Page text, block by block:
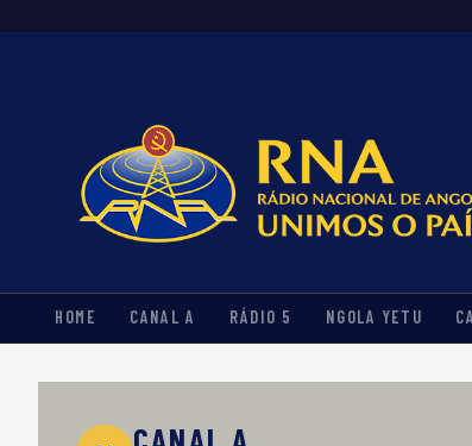
HOME CANAL A RÁDIO 5 NGOLA YETU